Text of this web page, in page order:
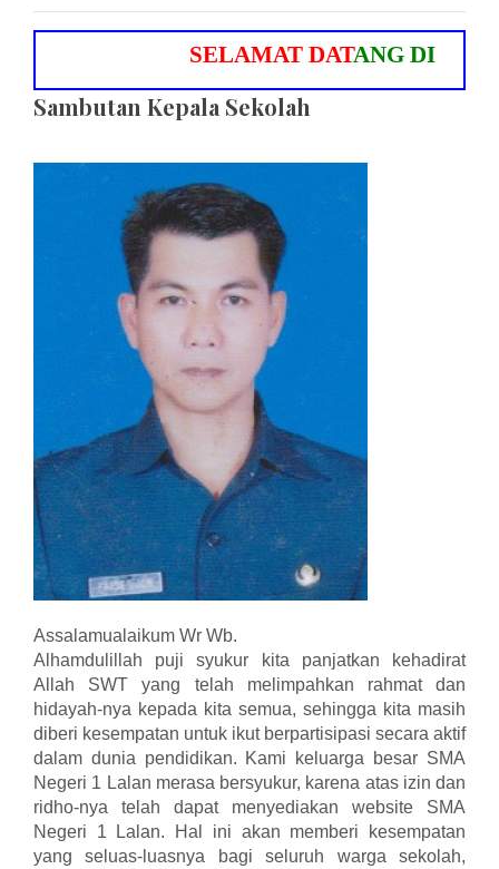
LAMAT DA TANG DI SM
Sambutan Kepala Sekolah
Assalamualaikum Wr Wb.
Alhamdulillah puji syukur kita panjatkan kehadirat
Allah SWT yang telah melimpahkan rahmat dan
hidayah-nya kepada kita semua, sehingga kita masih
diberi kesempatan untuk ikut berpartisipasi secara aktif
dalam dunia pendidikan. Kami keluarga besar SMA
Negeri 1 Lalan merasa bersyukur, karena atas izin dan
ridho-nya telah dapat menyediakan website SMA
Negeri 1 Lalan. Hal ini akan memberi kesempatan
yang seluas-luasnya bagi seluruh warga sekolah,